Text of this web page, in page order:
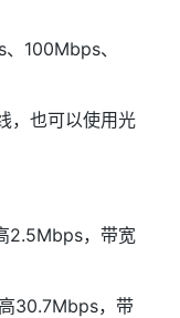
100Mbps、
，也可以使用光
2.5Mbps，带宽
30.7Mbps，带